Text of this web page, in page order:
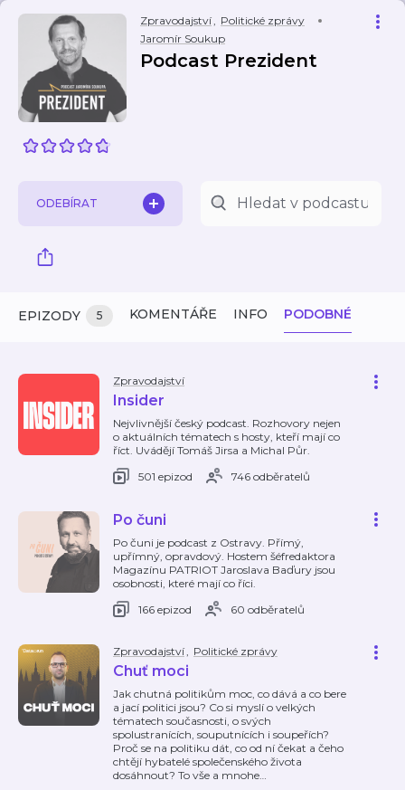
Zpravodajství, Politické zprávy
Jaromír Soukup
Podcast Prezident
ODEBÍRAT
EPIZODY 5 KOMENTÁŘE INFO PODOBNÉ
Zpravodajství
Insider
Nejvlivnější český podcast. Rozhovory nejen
o aktuálních tématech s hosty, kteří mají co
říct. Uvádějí Tomáš Jirsa a Michal Půr.
501 epizod
746 odběratelů
Po čuni
Po čuni je podcast z Ostravy. Přímý,
upřímný, opravdový. Hostem šéfredaktora
Magazínu PATRIOT Jaroslava Baďury jsou
osobnosti, které mají co říci.
166 epizod
60 odběratelů
Zpravodajství, Politické zprávy
Chuť moci
Jak chutná politikům moc, co dává a co bere
a jací politici jsou? Co si myslí o velkých
tématech současnosti, o svých
spolustranících, souputnících i soupeřích?
Proč se na politiku dát, co od ní čekat a čeho
chtějí hybatelé společenského života
dosáhnout? To vše a mnohe…